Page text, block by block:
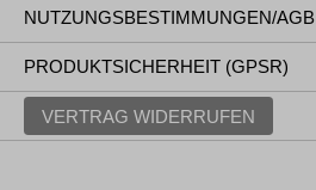
NUTZUNGSBESTIMMUNGEN/AGB
PRODUKTSICHERHEIT (GPSR)
VERTRAG WIDERRUFEN